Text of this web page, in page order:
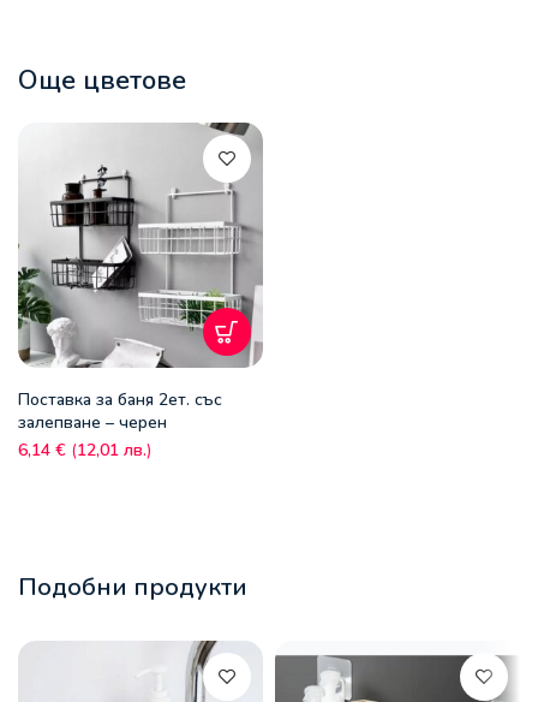
Още цветове
Поставка за баня 2ет. със
залепване – черен
6,14 € (12,01 лв.)
Подобни продукти